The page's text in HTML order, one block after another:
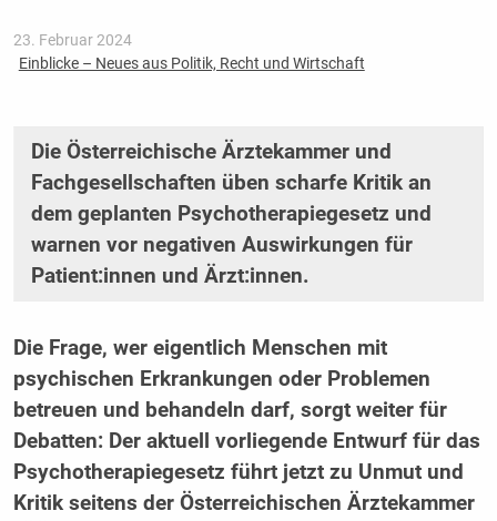
23. Februar 2024
Einblicke – Neues aus Politik, Recht und Wirtschaft
Die Österreichische Ärztekammer und
Fachgesellschaften üben scharfe Kritik an
dem geplanten Psychotherapiegesetz und
warnen vor negativen Auswirkungen für
Patient:innen und Ärzt:innen.
Die Frage, wer eigentlich Menschen mit
psychischen Erkrankungen oder Problemen
betreuen und behandeln darf, sorgt weiter für
Debatten: Der aktuell vorliegende Entwurf für das
Psychotherapiegesetz führt jetzt zu Unmut und
Kritik seitens der Österreichischen Ärztekammer